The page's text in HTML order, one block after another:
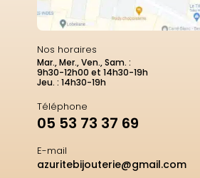
Nos horaires
Mar., Mer., Ven., Sam. :
9h30-12h00 et 14h30-19h
Jeu. : 14h30-19h
Téléphone
05 53 73 37 69
E-mail
azuritebijouterie@gmail.com